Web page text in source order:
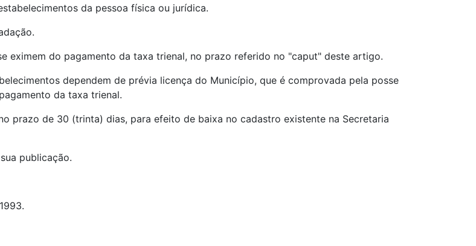
da pessoa física ou jurídica.
eximem do pagamento da taxa trienal, no prazo referido no "caput" deste artigo.
dependem de prévia licença do Município, que é comprovada pela posse
da taxa trienal.
prazo de 30 (trinta) dias, para efeito de baixa no cadastro existente na Secretaria
publicação.